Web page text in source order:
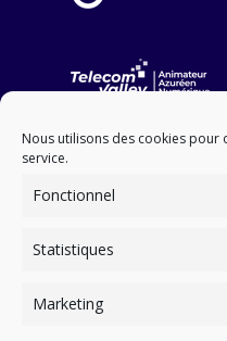
Nous utilisons des cookies
service.
Fonctionnel
Statistiques
Marketing
NOS